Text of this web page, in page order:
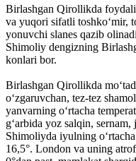
Birlashgan Qirollikda
va yuqori sifatli toshkoʻmir,
yonuvchi slanes qazib
Shimoliy dengizning
konlari bor.
Birlashgan Qirollikda
oʻzgaruvchan, tez-tez
yanvarning oʻrtacha
gʻarbida yoz salqin,
Shimoliyda iyulning
16,5°. London va uning